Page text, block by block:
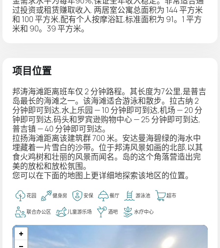
过投资或租赁赚取收入. 两居室公寓总面积为 144 平方米
和 100 平方米,配有个人按摩浴缸,标准面积为 91。1 平方
米和 90。39 平方米。
项目位置
邦涛海滩距离班车仅 2 分钟路程。其长度为7公里,是普吉
岛最长的海滩之一。该海滩适合游泳和散步。拉古纳 2
分钟即可到达,水上乐园 — 10 分钟即可到达,机场 — 20 分
钟即可到达,码头和罗宾逊购物中心 — 25 分钟即可到达,
普吉镇 — 40 分钟即可到达。
拉扬海滩距离该建筑群 700 米。安达曼海碧绿的海水中
埋藏着一片雪白的沙带。位于邦涛风景如画的北部,以其
食火鸡树和壮丽的风景而闻名。岛的这个角落营造出完
美的放松和放松氛围。
您可以在下面的地图上更详细地探索该地区的位置。
花园 健身房 安保 餐厅 游泳池 超市
联合办公区 儿童游乐场 酒吧 水疗中心